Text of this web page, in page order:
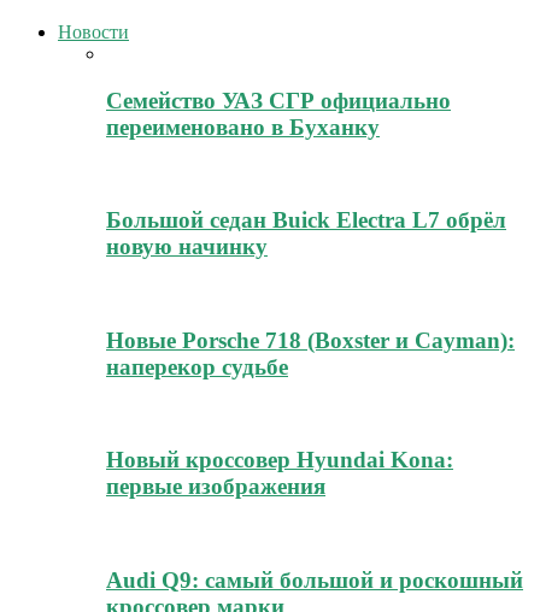
Новости
Семейство УАЗ СГР официально
переименовано в Буханку
Большой седан Buick Electra L7 обрёл
новую начинку
Новые Porsche 718 (Boxster и Cayman):
наперекор судьбе
Новый кроссовер Hyundai Kona:
первые изображения
Audi Q9: самый большой и роскошный
кроссовер марки